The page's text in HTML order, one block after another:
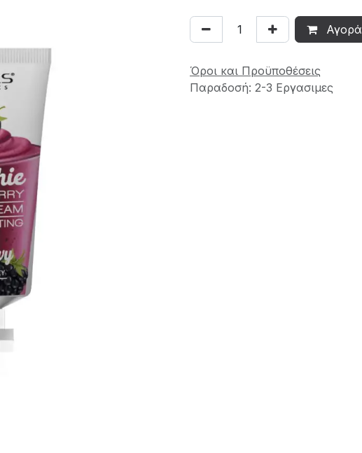
Αγορά
Όροι και Προϋποθέσεις
Παραδοσή: 2-3 Εργασιμες